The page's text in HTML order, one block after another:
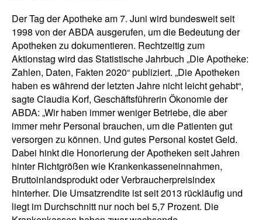
Der Tag der Apotheke am 7. Juni wird bundesweit seit
1998 von der ABDA ausgerufen, um die Bedeutung der
Apotheken zu dokumentieren. Rechtzeitig zum
Aktionstag wird das Statistische Jahrbuch „Die Apotheke:
Zahlen, Daten, Fakten 2020“ publiziert. „Die Apotheken
haben es während der letzten Jahre nicht leicht gehabt“,
sagte Claudia Korf, Geschäftsführerin Ökonomie der
ABDA: „Wir haben immer weniger Betriebe, die aber
immer mehr Personal brauchen, um die Patienten gut
versorgen zu können. Und gutes Personal kostet Geld.
Dabei hinkt die Honorierung der Apotheken seit Jahren
hinter Richtgrößen wie Krankenkasseneinnahmen,
Bruttoinlandsprodukt oder Verbraucherpreisindex
hinterher. Die Umsatzrendite ist seit 2013 rückläufig und
liegt im Durchschnitt nur noch bei 5,7 Prozent. Die